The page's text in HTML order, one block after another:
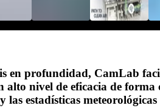
en profundidad, CamLab
nivel de eficacia de
estadísticas